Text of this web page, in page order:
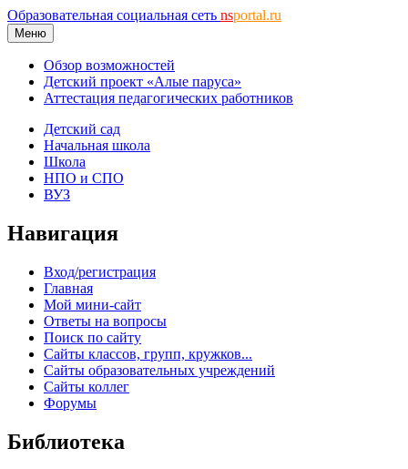
Образовательная социальная сеть nsportal.ru
Меню
Обзор возможностей
Детский проект «Алые паруса»
Аттестация педагогических работников
Детский сад
Начальная школа
Школа
НПО и СПО
ВУЗ
Навигация
Вход/регистрация
Главная
Мой мини-сайт
Ответы на вопросы
Поиск по сайту
Сайты классов, групп, кружков...
Сайты образовательных учреждений
Сайты коллег
Форумы
Библиотека